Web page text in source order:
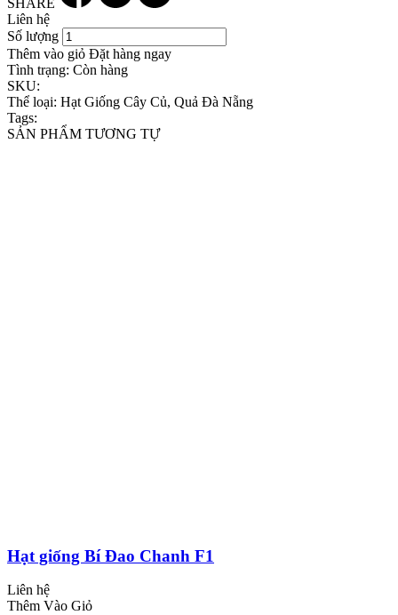
Liên hệ
Số lượng
Thêm vào giỏ Đặt hàng ngay
Tình trạng: Còn hàng
SKU:
Thể loại: Hạt Giống Cây Củ, Quả Đà Nẵng
Tags:
SẢN PHẨM TƯƠNG TỰ
Hạt giống Bí Đao Chanh F1
Liên hệ
Thêm Vào Giỏ